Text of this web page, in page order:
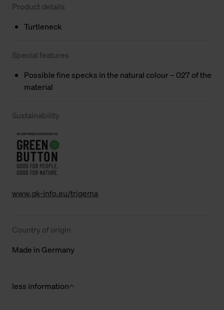
Product details
Turtleneck
Special features
Possible fine specks in the natural colour – 027 of the
material
Sustainability
www.gk-info.eu/trigema
Country of origin
Made in Germany
less information